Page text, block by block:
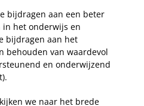
bijdragen aan een beter
het onderwijs en
bijdragen aan het
behouden van waardevol
en onderwijzend
we naar het brede